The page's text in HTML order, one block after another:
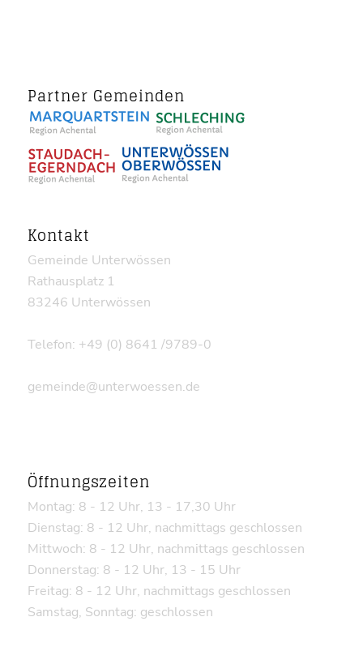
Partner Gemeinden
Kontakt
Gemeinde Unterwössen
Rathausplatz 1
83246 Unterwössen
Telefon: +49 (0) 8641 /9789-0
gemeinde@unterwoessen.de
Öffnungszeiten
Montag: 8 - 12 Uhr, 13 - 17,30 Uhr
Dienstag: 8 - 12 Uhr, nachmittags geschlossen
Mittwoch: 8 - 12 Uhr, nachmittags geschlossen
Donnerstag: 8 - 12 Uhr, 13 - 15 Uhr
Freitag: 8 - 12 Uhr, nachmittags geschlossen
Samstag, Sonntag: geschlossen